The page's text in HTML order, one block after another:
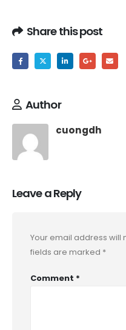
Share this post
Author
cuongdh
Leave a Reply
Your email address will
fields are marked *
Comment *